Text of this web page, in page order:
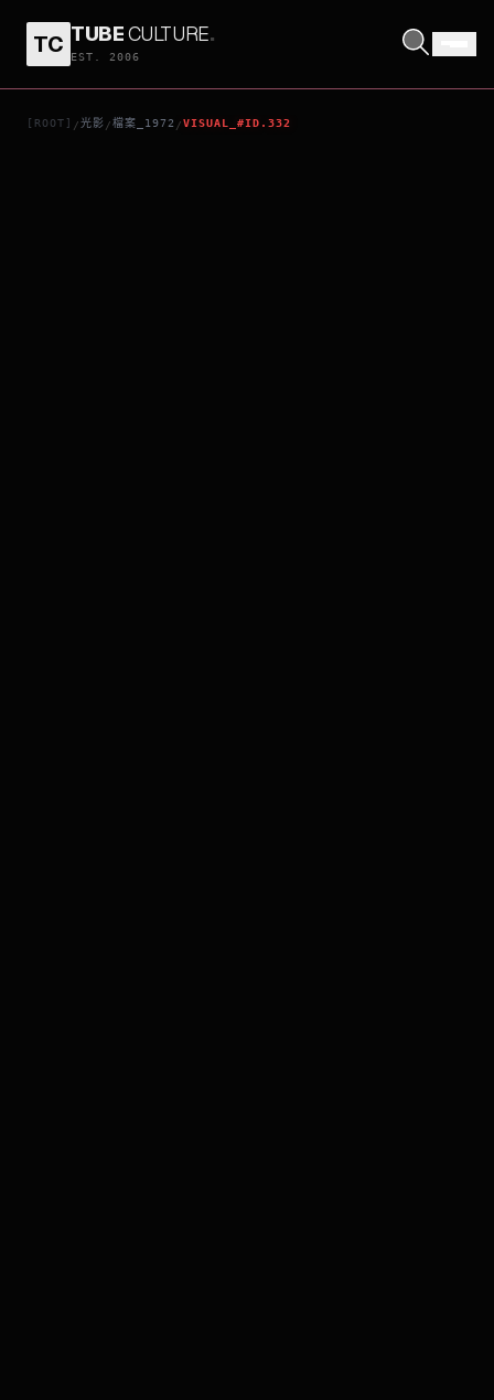
TC TUBECULTURE.
EST. 2006
[ROOT] /光影 /檔案_1972 /VISUAL_#ID.332
情慾奇譚